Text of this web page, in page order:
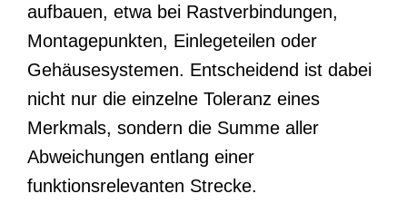
aufbauen, etwa bei Rastverbindungen,
Montagepunkten, Einlegeteilen oder
Gehäusesystemen. Entscheidend ist dabei
nicht nur die einzelne Toleranz eines
Merkmals, sondern die Summe aller
Abweichungen entlang einer
funktionsrelevanten Strecke.